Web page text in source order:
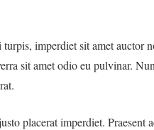
imperdiet sit amet
sit amet odio eu pulvinar.
placerat imperdiet.